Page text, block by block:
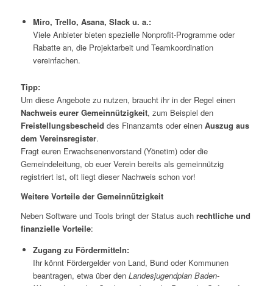
Miro, Trello, Asana, Slack u. a.:
Viele Anbieter bieten spezielle Nonprofit-Programme oder
Rabatte an, die Projektarbeit und Teamkoordination
vereinfachen.
Tipp:
Um diese Angebote zu nutzen, braucht ihr in der Regel einen
Nachweis eurer Gemeinnützigkeit, zum Beispiel den
Freistellungsbescheid des Finanzamts oder einen Auszug aus
dem Vereinsregister.
Fragt euren Erwachsenenvorstand (Yönetim) oder die
Gemeindeleitung, ob euer Verein bereits als gemeinnützig
registriert ist, oft liegt dieser Nachweis schon vor!
Weitere Vorteile der Gemeinnützigkeit
Neben Software und Tools bringt der Status auch rechtliche und
finanzielle Vorteile:
Zugang zu Fördermitteln:
Ihr könnt Fördergelder von Land, Bund oder Kommunen
beantragen, etwa über den Landesjugendplan Baden-